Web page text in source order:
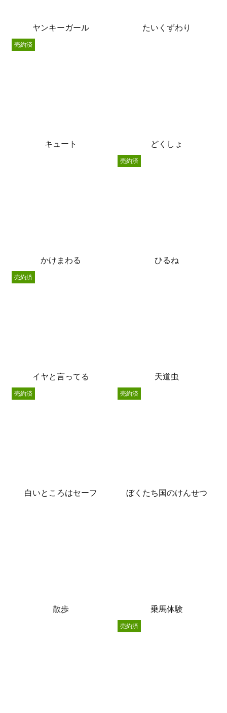
ヤンキーガール たいくずわり
キュート
売約済
どくしょ
かけまわる ひるね
売約済
イヤと言ってる
売約済
天道虫
白いところはセーフ
売約済
ぼくたち国のけんせつ
売約済
散歩 乗馬体験
売約済